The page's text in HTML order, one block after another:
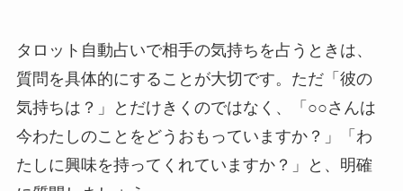
タロット自動占いで相手の気持ちを占うときは、
質問を具体的にすることが大切です。ただ「彼の
気持ちは？」とだけきくのではなく、「○○さんは
今わたしのことをどうおもっていますか？」「わ
たしに興味を持ってくれていますか？」と、明確